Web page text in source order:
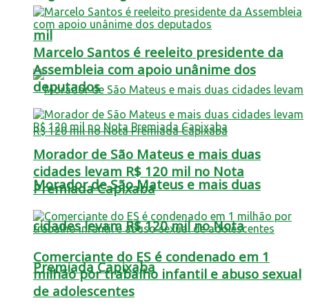
mil
Morador de São Mateus e mais duas
cidades levam R$ 120 mil no Nota
Premiada Capixaba
Marcelo Santos é reeleito presidente da
Assembleia com apoio unânime dos
deputados
Morador de São Mateus e mais duas
cidades levam R$ 120 mil no Nota
Premiada Capixaba
Comerciante do ES é condenado em 1
milhão por trabalho infantil e abuso sexual
de adolescentes